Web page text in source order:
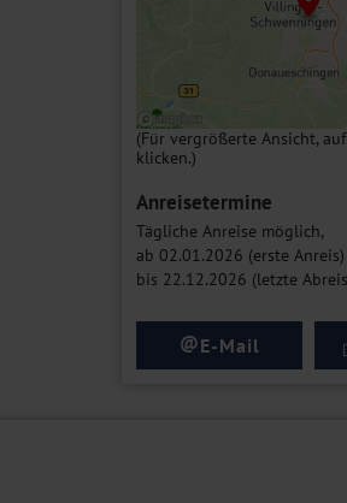
(Für vergrößerte Ansicht,
klicken.)
Anreisetermine
Tägliche Anreise möglich,
ab 02.01.2026 (erste Anreis)
bis 22.12.2026 (letzte
@E-Mail